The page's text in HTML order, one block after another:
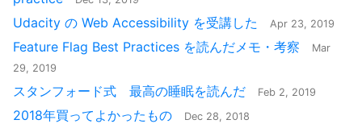
Udacity の Web Accessibility を受講した Apr 23, 2019
Feature Flag Best Practices を読んだメモ・考察
Mar
29, 2019
スタンフォード式 最高の睡眠を読んだ Feb 2, 2019
2018年買ってよかったもの Dec 28, 2018